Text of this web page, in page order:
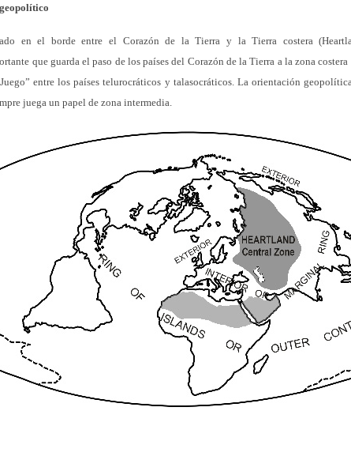
en el borde entre el Corazón de la Tierra y la Tierra costera
que guarda el paso de los países del Corazón de la Tierra a la zona
entre los países telurocráticos y talasocráticos. La orientación
juega un papel de zona intermedia.